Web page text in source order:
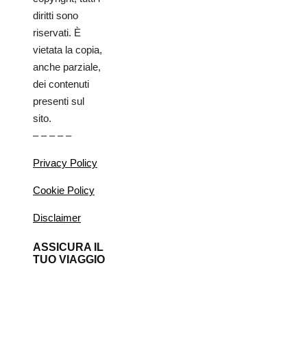
diritti sono
riservati. È
vietata la copia,
anche parziale,
dei contenuti
presenti sul
sito.
– – – – –
Privacy Policy
Cookie Policy
Disclaimer
ASSICURA IL
TUO VIAGGIO